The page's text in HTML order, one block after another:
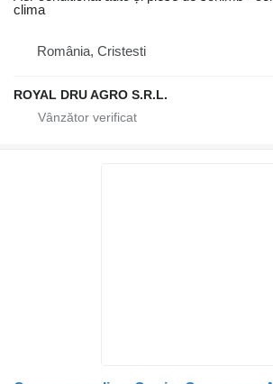
clima
România, Cristesti
ROYAL DRU AGRO S.R.L.